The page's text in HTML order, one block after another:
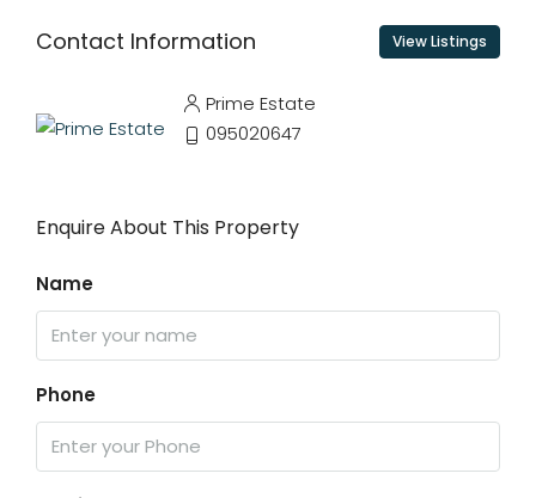
Contact Information View Listings
Prime Estate
095020647
Enquire About This Property
Name
Phone